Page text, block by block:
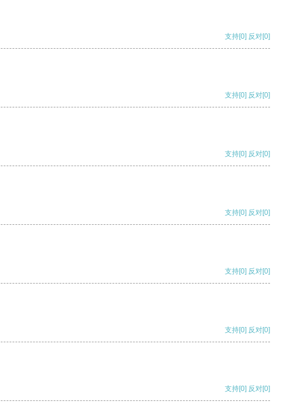
支持[0] 反对[0]
支持[0] 反对[0]
支持[0] 反对[0]
支持[0] 反对[0]
支持[0] 反对[0]
支持[0] 反对[0]
支持[0] 反对[0]